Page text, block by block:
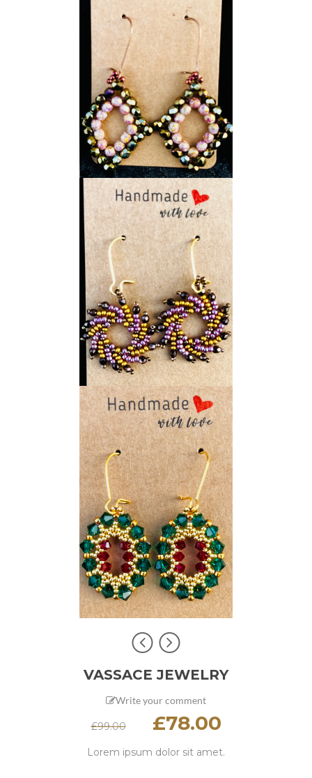
VASSACE JEWELRY
Write your comment
£99.00 £78.00
Lorem ipsum dolor sit amet.